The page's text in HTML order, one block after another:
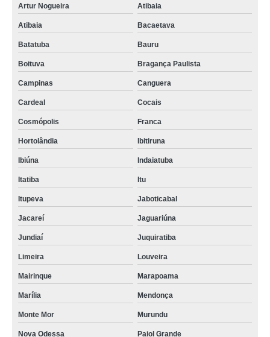
Artur Nogueira Atibaia
Atibaia Bacaetava
Batatuba Bauru
Boituva Bragança Paulista
Campinas Canguera
Cardeal Cocais
Cosmópolis Franca
Hortolândia Ibitiruna
Ibiúna Indaiatuba
Itatiba Itu
Itupeva Jaboticabal
Jacareí Jaguariúna
Jundiaí Juquiratiba
Limeira Louveira
Mairinque Marapoama
Marília Mendonça
Monte Mor Murundu
Nova Odessa Paiol Grande